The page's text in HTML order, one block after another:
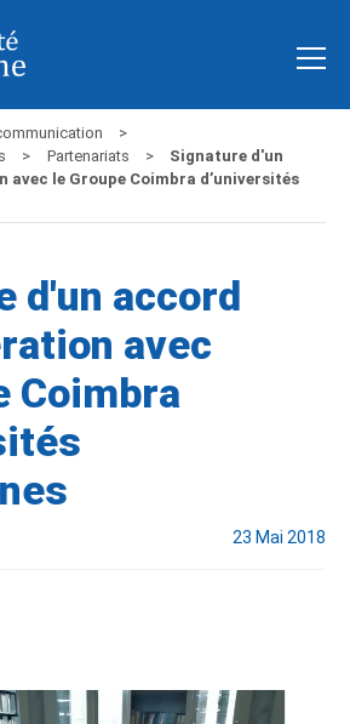
Partenariats
Signature d'un
avec le Groupe Coimbra d’universités
d'un accord
avec
Coimbra
23 Mai 2018